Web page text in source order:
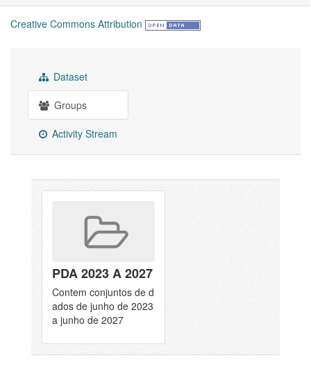
Creative Commons Attribution
Dataset
Groups
Activity Stream
PDA 2023 A 2027
Contem conjuntos de d
ados de junho de 2023
a junho de 2027